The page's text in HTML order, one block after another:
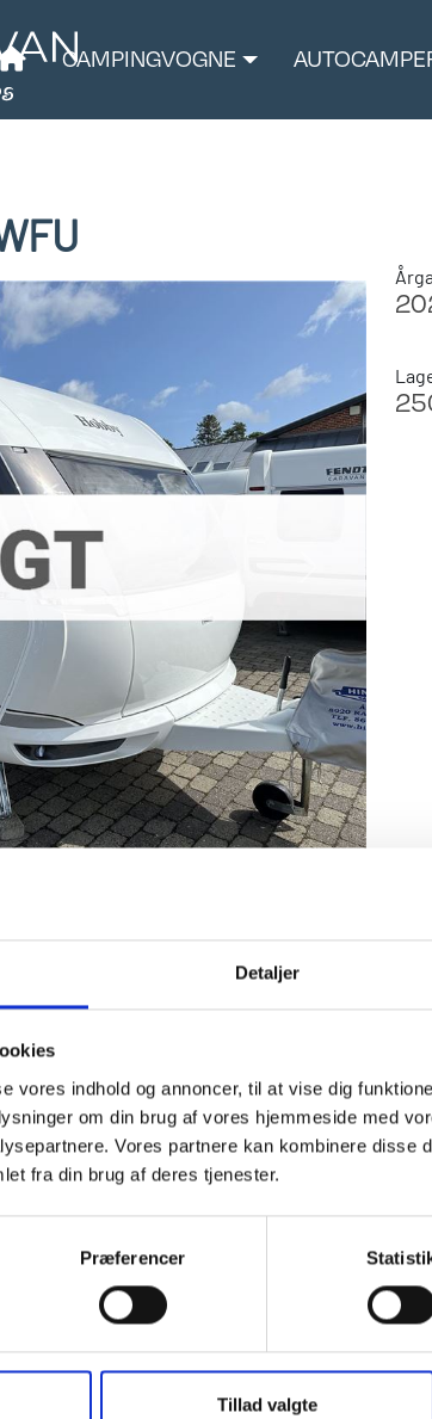
Detaljer
vores indhold og annoncer, til at vise dig
om din brug af vores hjemmeside med
Vores partnere kan kombinere disse
fra din brug af deres tjenester.
Præferencer
Tillad valgte
CAMPINGVOGNE
rundsidegruppe og
Combi 6 E med 10 liter varmtvandsbeholder,
mulighed for nedvejning uden merpris, Alu fælge,
emhætte, duo control med crash sensor samt en
hvor campister mødes".
indret. m/toilet
El, Elektronik &
Spots i
Hjørnelys
Senge-